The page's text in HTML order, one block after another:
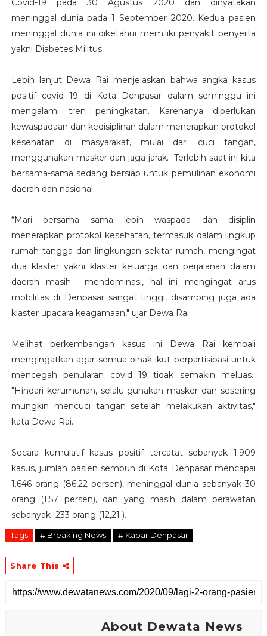
Covid-19 pada 30 Agustus 2020 dan dinyatakan
meninggal dunia pada 1 September 2020. Kedua pasien
meninggal dunia ini diketahui memiliki penyakit penyerta
yakni Diabetes Militus
Lebih lanjut Dewa Rai menjelaskan bahwa angka kasus
positif covid 19 di Kota Denpasar dalam seminggu ini
mengalami tren peningkatan. Karenanya diperlukan
kewaspadaan dan kedisiplinan dalam menerapkan protokol
kesehatan di masyarakat, mulai dari cuci tangan,
menggunakan masker dan jaga jarak. Terlebih saat ini kita
bersama-sama sedang bersiap untuk pemulihan ekonomi
daerah dan nasional.
“Mari bersama sama lebih waspada dan disiplin
menerapkan protokol kesehatan, termasuk dalam lingkup
rumah tangga dan lingkungan sekitar rumah, mengingat
dua klaster yakni klaster keluarga dan perjalanan dalam
daerah masih mendominasi, hal ini mengingat arus
mobilitas di Denpasar sangat tinggi, disamping juga ada
klaster upacara keagamaan," ujar Dewa Rai.
Melihat perkembangan kasus ini Dewa Rai kembali
mengingatkan agar semua pihak ikut berpartisipasi untuk
mencegah penularan covid 19 tidak semakin meluas.
"Hindari kerumunan, selalu gunakan masker dan sesering
mungkin mencuci tangan setelah melakukan aktivitas,"
kata Dewa Rai.
Secara kumulatif kasus positif tercatat sebanyak 1.909
kasus, jumlah pasien sembuh di Kota Denpasar mencapai
1.646 orang (86,22 persen), meninggal dunia sebanyak 30
orang (1,57 persen), dan yang masih dalam perawatan
sebanyak 233 orang (12,21 ).
Tags # Breaking News # Kabar Denpasar
Share This
About Dewata News